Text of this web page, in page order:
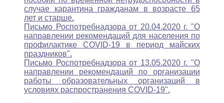
случае карантина гражданам в возрасте 65
лет и старше.
Письмо Роспотребнадзора от 20.04.2020 г. "О
направлении рекомендаций для населения по
профилактике COVID-19 в период майских
праздников".
Письмо Роспотребнадзора от 13.05.2020 г. "О
направлении рекомендаций по организации
работы образовательных организаций в
условиях распространения COVID-19".